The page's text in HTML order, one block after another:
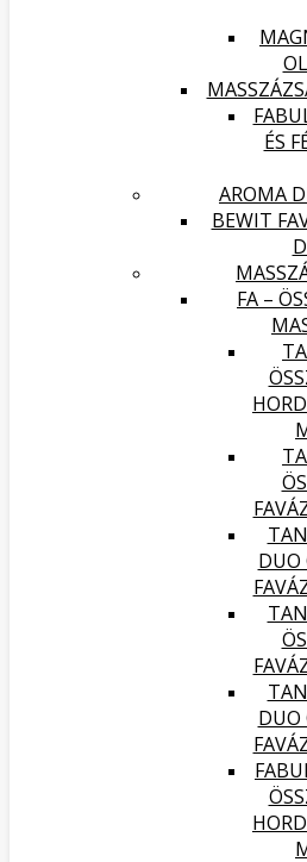
ÉS
AROMA
BEWIT
FA –
DUO
DUO